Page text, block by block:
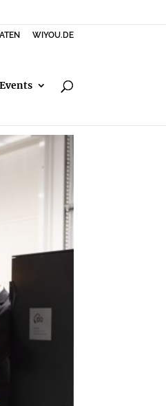
WIYOU.DE
Events